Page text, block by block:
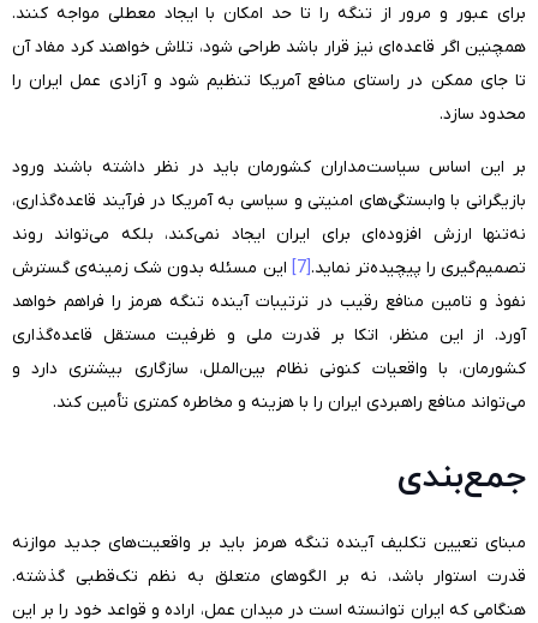
برای عبور و مرور از تنگه را تا حد امکان با ایجاد معطلی مواجه کنند.
همچنین اگر قاعده‌ای نیز قرار باشد طراحی شود، تلاش خواهند کرد مفاد آن
تا جای ممکن در راستای منافع آمریکا تنظیم شود و آزادی عمل ایران را
محدود سازد.
بر این اساس سیاست‌مداران کشورمان باید در نظر داشته باشند ورود
بازیگرانی با وابستگی‌های امنیتی و سیاسی به آمریکا در فرآیند قاعده‌گذاری،
نه‌تنها ارزش افزوده‌ای برای ایران ایجاد نمی‌کند، بلکه می‌تواند روند
تصمیم‌گیری را پیچیده‌تر نماید. [7]
این مسئله بدون شک زمینه‌ی گسترش
نفوذ و تامین منافع رقیب در ترتیبات آینده تنگه هرمز را فراهم خواهد
آورد. از این منظر، اتکا بر قدرت ملی و ظرفیت مستقل قاعده‌گذاری
کشورمان، با واقعیات کنونی نظام بین‌الملل، سازگاری بیشتری دارد و
می‌تواند منافع راهبردی ایران را با هزینه و مخاطره کمتری تأمین کند.
جمع‌بندی
مبنای تعیین تکلیف آینده تنگه هرمز باید بر واقعیت‌های جدید موازنه
قدرت استوار باشد، نه بر الگوهای متعلق به نظم تک‌قطبی گذشته.
هنگامی که ایران توانسته است در میدان عمل، اراده و قواعد خود را بر این